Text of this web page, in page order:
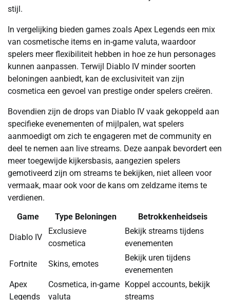
stijl.
In vergelijking bieden games zoals Apex Legends een mix
van cosmetische items en in-game valuta, waardoor
spelers meer flexibiliteit hebben in hoe ze hun personages
kunnen aanpassen. Terwijl Diablo IV minder soorten
beloningen aanbiedt, kan de exclusiviteit van zijn
cosmetica een gevoel van prestige onder spelers creëren.
Bovendien zijn de drops van Diablo IV vaak gekoppeld aan
specifieke evenementen of mijlpalen, wat spelers
aanmoedigt om zich te engageren met de community en
deel te nemen aan live streams. Deze aanpak bevordert een
meer toegewijde kijkersbasis, aangezien spelers
gemotiveerd zijn om streams te bekijken, niet alleen voor
vermaak, maar ook voor de kans om zeldzame items te
verdienen.
Game
Type Beloningen Betrokkenheidseis
Diablo IV
Exclusieve
cosmetica
Bekijk streams tijdens
evenementen
Fortnite Skins, emotes
Bekijk uren tijdens
evenementen
Apex
Legends
Cosmetica, in-game
valuta
Koppel accounts, bekijk
streams